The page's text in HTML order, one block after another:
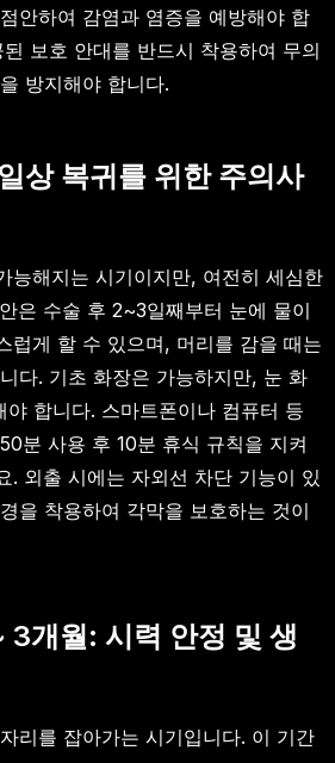
안하여 감염과 염증을 예방해야 합
보호 안대를 반드시 착용하여 무의
방지해야 합니다.
상 복귀를 위한 주의사
능해지는 시기이지만, 여전히 세심한
은 수술 후 2~3일째부터 눈에 물이
럽게 할 수 있으며, 머리를 감을 때는
다. 기초 화장은 가능하지만, 눈 화
야 합니다. 스마트폰이나 컴퓨터 등
분 사용 후 10분 휴식 규칙을 지켜
. 외출 시에는 자외선 차단 기능이 있
을 착용하여 각막을 보호하는 것이
3개월: 시력 안정 및 생
리를 잡아가는 시기입니다. 이 기간